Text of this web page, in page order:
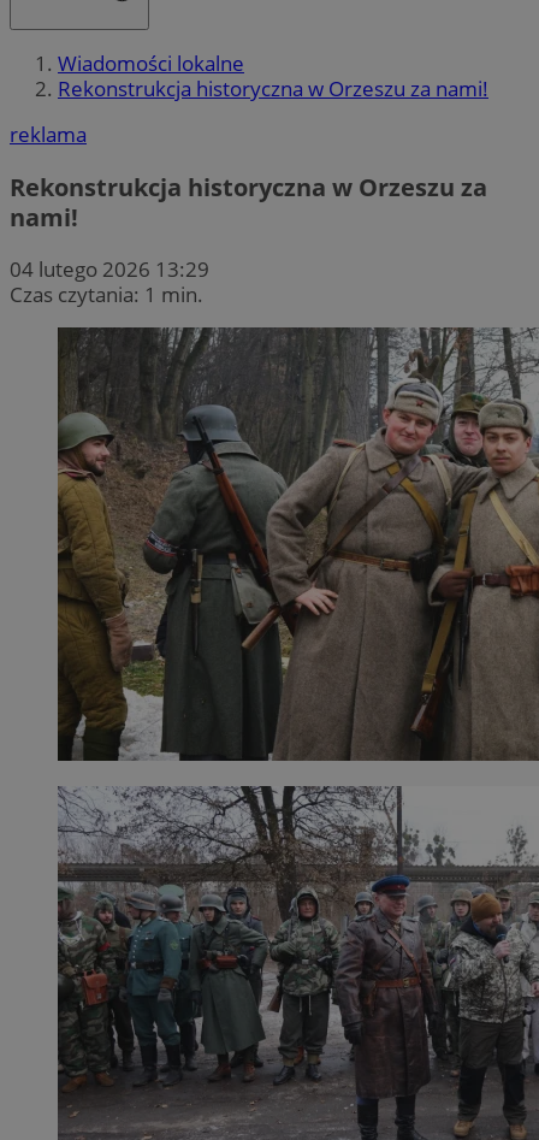
Wiadomości lokalne
Rekonstrukcja historyczna w Orzeszu za nami!
reklama
Rekonstrukcja historyczna w Orzeszu za
nami!
04 lutego 2026 13:29
Czas czytania: 1 min.